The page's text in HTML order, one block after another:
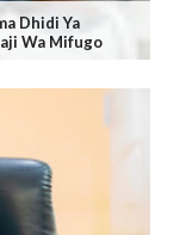
Dhidi Ya
Wa Mifugo